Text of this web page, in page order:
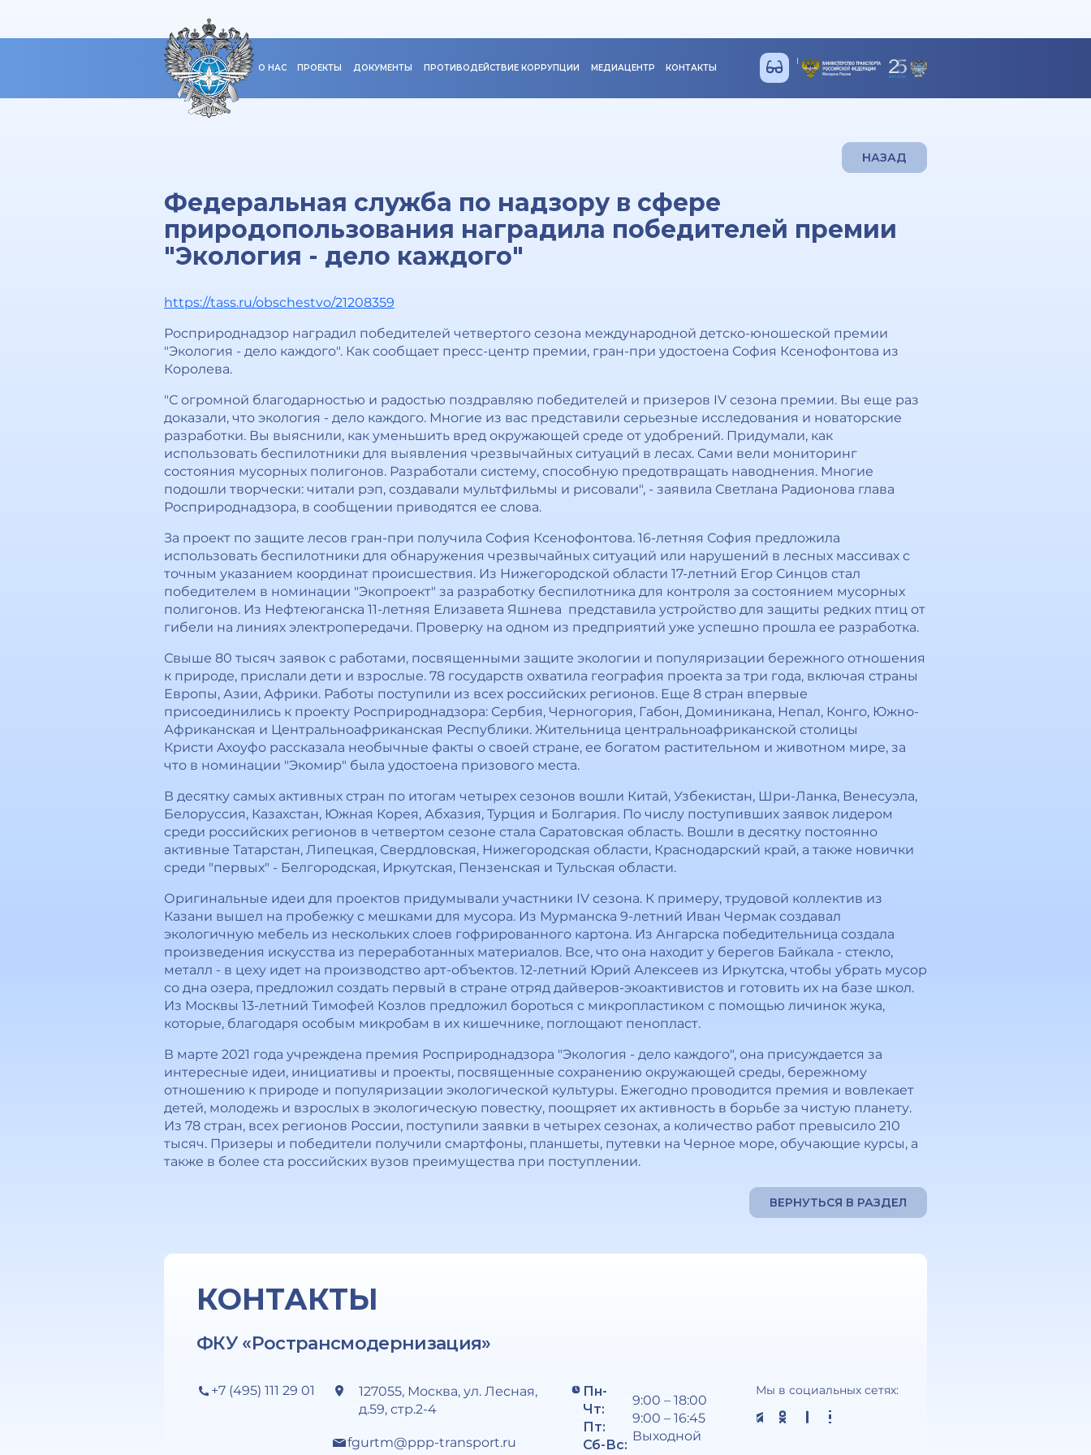
О НАС ПРОЕКТЫ ДОКУМЕНТЫ ПРОТИВОДЕЙСТВИЕ КОРРУПЦИИ МЕДИАЦЕНТР КОНТАКТЫ
НАЗАД
Федеральная служба по надзору в сфере
природопользования наградила победителей премии
"Экология - дело каждого"
https://tass.ru/obschestvo/21208359
Росприроднадзор наградил победителей четвертого сезона международной детско-юношеской премии
"Экология - дело каждого". Как сообщает пресс-центр премии, гран-при удостоена София Ксенофонтова из
Королева.
"С огромной благодарностью и радостью поздравляю победителей и призеров IV сезона премии. Вы еще раз
доказали, что экология - дело каждого. Многие из вас представили серьезные исследования и новаторские
разработки. Вы выяснили, как уменьшить вред окружающей среде от удобрений. Придумали, как
использовать беспилотники для выявления чрезвычайных ситуаций в лесах. Сами вели мониторинг
состояния мусорных полигонов. Разработали систему, способную предотвращать наводнения. Многие
подошли творчески: читали рэп, создавали мультфильмы и рисовали", - заявила Светлана Радионова глава
Росприроднадзора, в сообщении приводятся ее слова.
За проект по защите лесов гран-при получила София Ксенофонтова. 16-летняя София предложила
использовать беспилотники для обнаружения чрезвычайных ситуаций или нарушений в лесных массивах с
точным указанием координат происшествия. Из Нижегородской области 17-летний Егор Синцов стал
победителем в номинации "Экопроект" за разработку беспилотника для контроля за состоянием мусорных
полигонов. Из Нефтеюганска 11-летняя Елизавета Яшнева представила устройство для защиты редких птиц от
гибели на линиях электропередачи. Проверку на одном из предприятий уже успешно прошла ее разработка.
Свыше 80 тысяч заявок с работами, посвященными защите экологии и популяризации бережного отношения
к природе, прислали дети и взрослые. 78 государств охватила география проекта за три года, включая страны
Европы, Азии, Африки. Работы поступили из всех российских регионов. Еще 8 стран впервые
присоединились к проекту Росприроднадзора: Сербия, Черногория, Габон, Доминикана, Непал, Конго, Южно-
Африканская и Центральноафриканская Республики. Жительница центральноафриканской столицы
Кристи Ахоуфо рассказала необычные факты о своей стране, ее богатом растительном и животном мире, за
что в номинации "Экомир" была удостоена призового места.
В десятку самых активных стран по итогам четырех сезонов вошли Китай, Узбекистан, Шри-Ланка, Венесуэла,
Белоруссия, Казахстан, Южная Корея, Абхазия, Турция и Болгария. По числу поступивших заявок лидером
среди российских регионов в четвертом сезоне стала Саратовская область. Вошли в десятку постоянно
активные Татарстан, Липецкая, Свердловская, Нижегородская области, Краснодарский край, а также новички
среди "первых" - Белгородская, Иркутская, Пензенская и Тульская области.
Оригинальные идеи для проектов придумывали участники IV сезона. К примеру, трудовой коллектив из
Казани вышел на пробежку с мешками для мусора. Из Мурманска 9-летний Иван Чермак создавал
экологичную мебель из нескольких слоев гофрированного картона. Из Ангарска победительница создала
произведения искусства из переработанных материалов. Все, что она находит у берегов Байкала - стекло,
металл - в цеху идет на производство арт-объектов. 12-летний Юрий Алексеев из Иркутска, чтобы убрать мусор
со дна озера, предложил создать первый в стране отряд дайверов-экоактивистов и готовить их на базе школ.
Из Москвы 13-летний Тимофей Козлов предложил бороться с микропластиком с помощью личинок жука,
которые, благодаря особым микробам в их кишечнике, поглощают пенопласт.
В марте 2021 года учреждена премия Росприроднадзора "Экология - дело каждого", она присуждается за
интересные идеи, инициативы и проекты, посвященные сохранению окружающей среды, бережному
отношению к природе и популяризации экологической культуры. Ежегодно проводится премия и вовлекает
детей, молодежь и взрослых в экологическую повестку, поощряет их активность в борьбе за чистую планету.
Из 78 стран, всех регионов России, поступили заявки в четырех сезонах, а количество работ превысило 210
тысяч. Призеры и победители получили смартфоны, планшеты, путевки на Черное море, обучающие курсы, а
также в более ста российских вузов преимущества при поступлении.
ВЕРНУТЬСЯ В РАЗДЕЛ
КОНТАКТЫ
ФКУ «Ространсмодернизация»
+7 (495) 111 29 01
127055, Москва, ул. Лесная,
д.59, стр.2-4
fgurtm@ppp-transport.ru
Пн-
Чт:
Пт:
Сб-Вс:
9:00 – 18:00
9:00 – 16:45
Выходной
Мы в социальных сетях: